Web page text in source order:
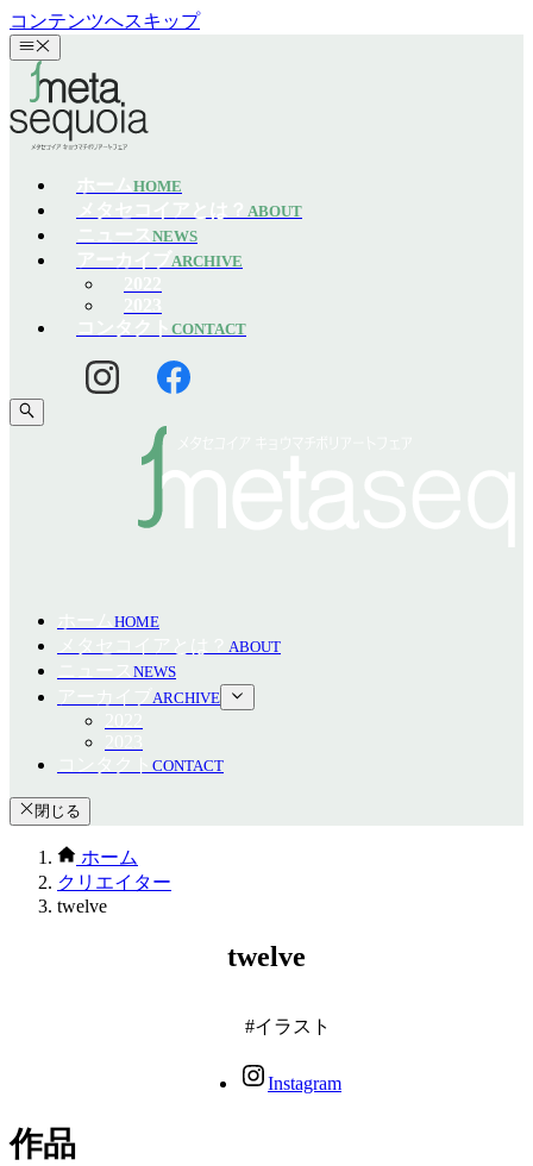
コンテンツへスキップ
HOME
ABOUT
NEWS
ARCHIVE
CONTACT
HOME
ABOUT
NEWS
ARCHIVE
CONTACT
閉じる
ホーム
クリエイター
twelve
twelve
イラスト
Instagram
作品